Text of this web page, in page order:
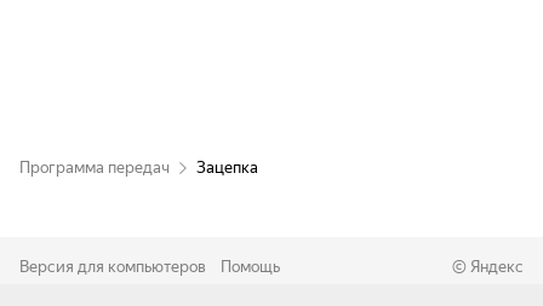
Программа передач Зацепка
Версия для компьютеров Помощь © Яндекс